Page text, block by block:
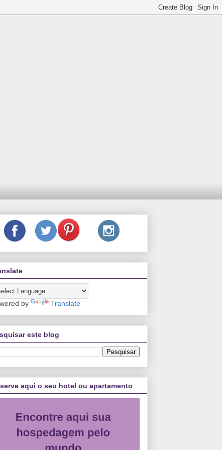
by Translate
este blog
aqui o seu hotel ou apartamento